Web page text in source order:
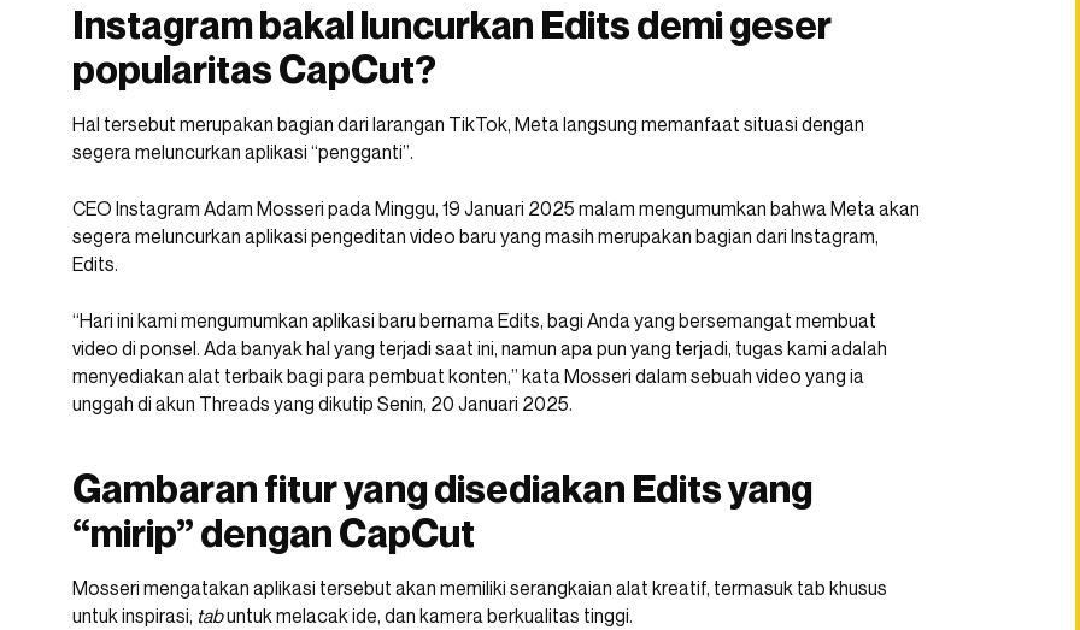
Instagram bakal luncurkan Edits demi geser
popularitas CapCut?
Hal tersebut merupakan bagian dari larangan TikTok, Meta langsung memanfaat situasi dengan
segera meluncurkan aplikasi “pengganti”.
CEO Instagram Adam Mosseri pada Minggu, 19 Januari 2025 malam mengumumkan bahwa Meta akan
segera meluncurkan aplikasi pengeditan video baru yang masih merupakan bagian dari Instagram,
Edits.
“Hari ini kami mengumumkan aplikasi baru bernama Edits, bagi Anda yang bersemangat membuat
video di ponsel. Ada banyak hal yang terjadi saat ini, namun apa pun yang terjadi, tugas kami adalah
menyediakan alat terbaik bagi para pembuat konten,” kata Mosseri dalam sebuah video yang ia
unggah di akun Threads yang dikutip Senin, 20 Januari 2025.
Gambaran fitur yang disediakan Edits yang
“mirip” dengan CapCut
Mosseri mengatakan aplikasi tersebut akan memiliki serangkaian alat kreatif, termasuk tab khusus
untuk inspirasi, tabuntuk melacak ide, dan kamera berkualitas tinggi.